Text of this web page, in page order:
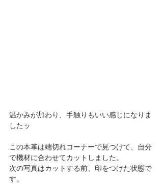
温かみが加わり、手触りもいい感じになりま
したッ
この本革は端切れコーナーで見つけて、自分
で機材に合わせてカットしました。
次の写真はカットする前、印をつけた状態で
す。